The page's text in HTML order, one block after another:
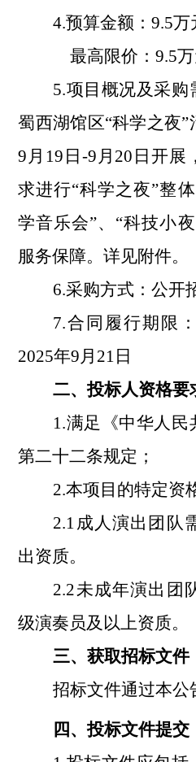
4.预算金额：9.5万
最高限价：9.5
5.项目概况及采
蜀西湖馆区“科学之夜”
9 月 19 日 -9 月 20 日开展
求进行“科学之夜”整
学音乐会”、“科技小
服务保障。详见附件。
6.采购方式：公开
7.合同履行期限：
2025年9月 21日
二、投标人资格要
1.满足《中华人民
第二十二条规定；
2.本项目的特定资
2.1成人演出团队
出资质。
2.2未成年演出团
级演奏员及以上资质。
三、获取招标文件
招标文件通过本公
四、投标文件提交